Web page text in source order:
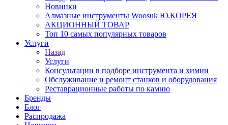
Новинки
Алмазные инструменты Woosuk Ю.КОРЕЯ
АКЦИОННЫЙ ТОВАР
Топ 10 самых популярных товаров
Услуги
Назад
Услуги
Консультации в подборе инструмента и химии
Обслуживание и ремонт станков и оборудования
Реставрационные работы по камню
Бренды
Блог
Распродажа